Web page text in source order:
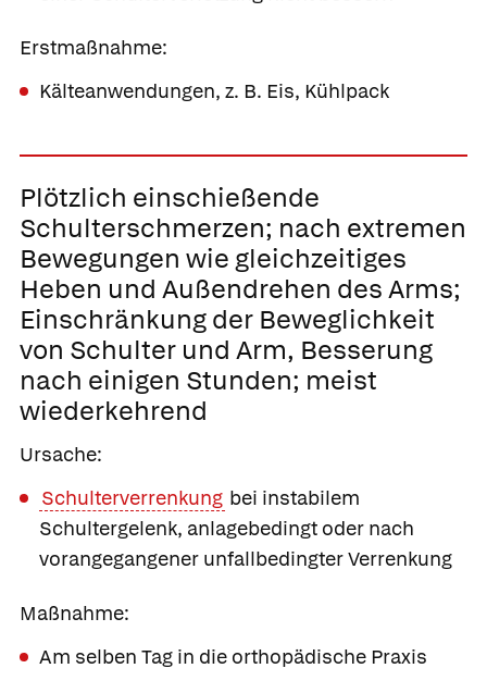
Erstmaßnahme:
Kälteanwendungen, z. B. Eis, Kühlpack
Plötzlich einschießende
Schulterschmerzen; nach extremen
Bewegungen wie gleichzeitiges
Heben und Außendrehen des Arms;
Einschränkung der Beweglichkeit
von Schulter und Arm, Besserung
nach einigen Stunden; meist
wiederkehrend
Ursache:
Schulterverrenkung bei instabilem
Schultergelenk, anlagebedingt oder nach
vorangegangener unfallbedingter Verrenkung
Maßnahme:
Am selben Tag in die orthopädische Praxis